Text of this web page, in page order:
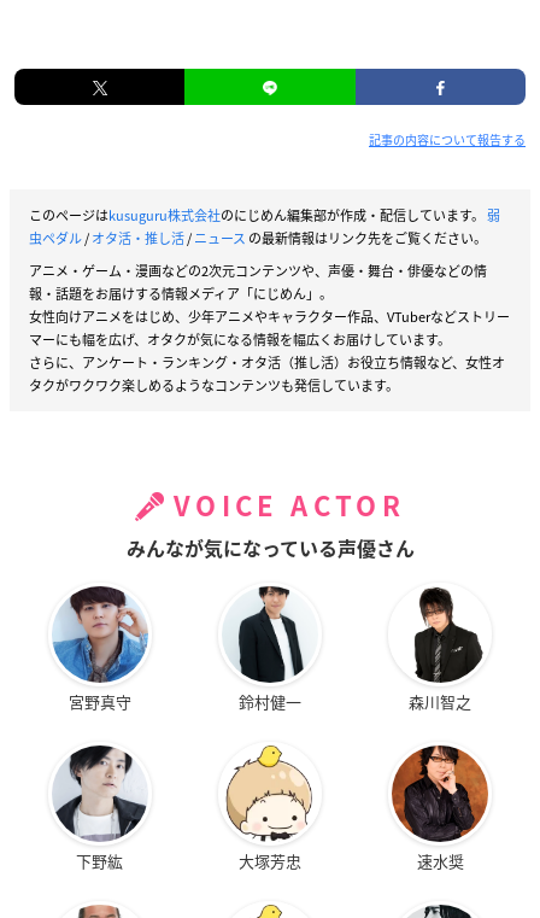
記事の内容について報告する
このページはkusuguru株式会社のにじめん編集部が作成・配信しています。 弱
虫ペダル/オタ活・推し活/ニュース の最新情報はリンク先をご覧ください。
アニメ・ゲーム・漫画などの2次元コンテンツや、声優・舞台・俳優などの情
報・話題をお届けする情報メディア「にじめん」。
女性向けアニメをはじめ、少年アニメやキャラクター作品、VTuberなどストリー
マーにも幅を広げ、オタクが気になる情報を幅広くお届けしています。
さらに、アンケート・ランキング・オタ活（推し活）お役立ち情報など、女性オ
タクがワクワク楽しめるようなコンテンツも発信しています。
VOICE ACTOR
みんなが気になっている声優さん
宮野真守 鈴村健一 森川智之
下野紘 大塚芳忠 速水奨